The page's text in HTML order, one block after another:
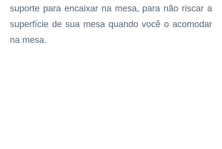
suporte para encaixar na mesa, para não riscar a
superfície de sua mesa quando você o acomodar
na mesa.